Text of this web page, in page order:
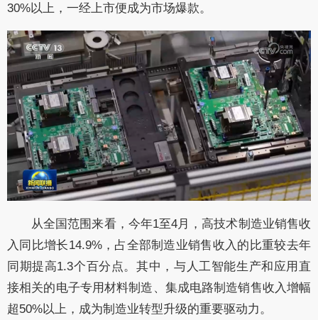
30%以上，一经上市便成为市场爆款。
从全国范围来看，今年1至4月，高技术制造业销售收
入同比增长14.9%，占全部制造业销售收入的比重较去年
同期提高1.3个百分点。其中，与人工智能生产和应用直
接相关的电子专用材料制造、集成电路制造销售收入增幅
超50%以上，成为制造业转型升级的重要驱动力。